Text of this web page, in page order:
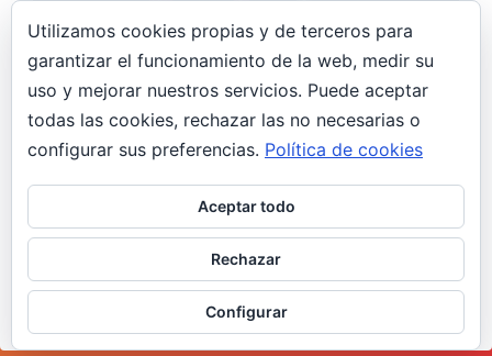
11 agosto, 2023
Animando diagramas de arquitectura IT
Sois varios los que me habéis preguntado acerca
de cómo realicé la animación publicada hace
unos días en Linkedin, por…
Utilizamos cookies propias y de terceros para
garantizar el funcionamiento de la web, medir su
uso y mejorar nuestros servicios. Puede aceptar
todas las cookies, rechazar las no necesarias o
configurar sus preferencias. Política de cookies
Aceptar todo
Rechazar
Configurar